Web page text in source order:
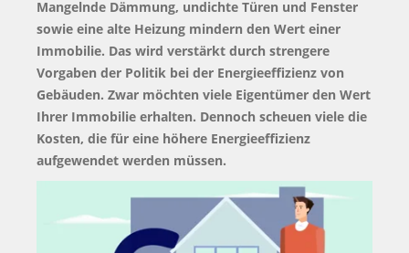
Mangelnde Dämmung, undichte Türen und Fenster
sowie eine alte Heizung mindern den Wert einer
Immobilie. Das wird verstärkt durch strengere
Vorgaben der Politik bei der Energieeffizienz von
Gebäuden. Zwar möchten viele Eigentümer den Wert
Ihrer Immobilie erhalten. Dennoch scheuen viele die
Kosten, die für eine höhere Energieeffizienz
aufgewendet werden müssen.